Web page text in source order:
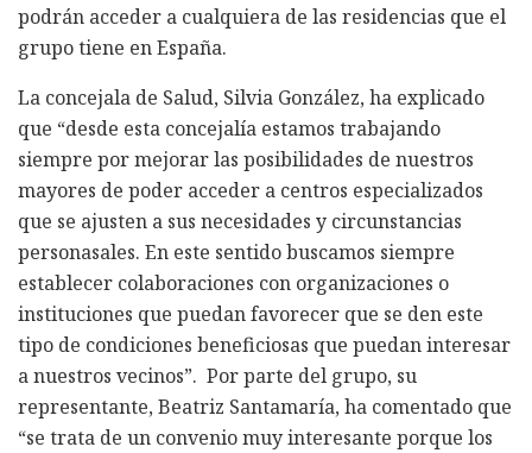
podrán acceder a cualquiera de las residencias que el
grupo tiene en España.
La concejala de Salud, Silvia González, ha explicado
que “desde esta concejalía estamos trabajando
siempre por mejorar las posibilidades de nuestros
mayores de poder acceder a centros especializados
que se ajusten a sus necesidades y circunstancias
personasales. En este sentido buscamos siempre
establecer colaboraciones con organizaciones o
instituciones que puedan favorecer que se den este
tipo de condiciones beneficiosas que puedan interesar
a nuestros vecinos”. Por parte del grupo, su
representante, Beatriz Santamaría, ha comentado que
“se trata de un convenio muy interesante porque los